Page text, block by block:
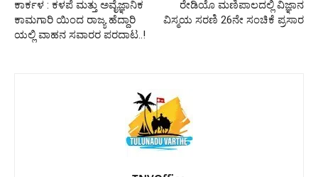
ಕಾರ್ಕಳ : ಕಳಪೆ ಮತ್ತು ಅವೈಜ್ಞಾನಿಕ
ಕಾಮಗಾರಿ ಯಿಂದ ರಾಜ್ಯ ಹೆದ್ದಾರಿ
ಯಲ್ಲಿ ವಾಹನ ಸವಾರರ ಪರದಾಟ..!
ರೇಡಿಯೊ ಮಣಿಪಾಲದಲ್ಲಿ ವಿಜ್ಞಾನ
ವಿಸ್ಮಯ ಸರಣಿ 26ನೇ ಸಂಚಿಕೆ ಪ್ರಸಾರ